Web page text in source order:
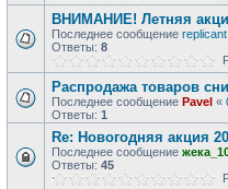
ВНИМАНИЕ! Летняя
Последнее сообщение replicant
Ответы: 8
Распродажа товаров
Последнее сообщение Pavel «
Ответы: 1
Re: Новогодняя акция
Последнее сообщение
Ответы: 45